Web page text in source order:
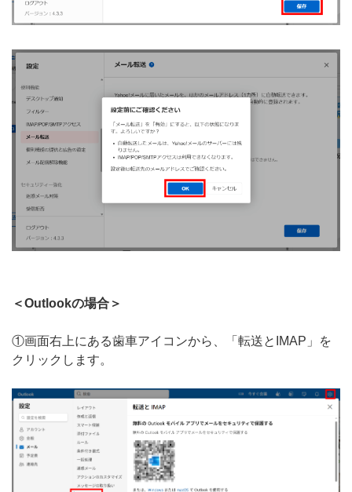
＜Outlookの場合＞
①画面右上にある歯車アイコンから、「転送とIMAP」を
クリックします。